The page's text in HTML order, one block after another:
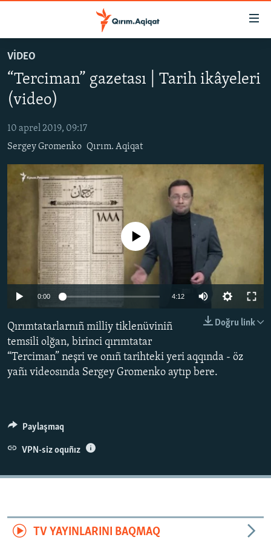
Esas
mündericege
qaytmaq
Baş
navigatsiyağa
qaytmaq
qaytmaq
SİYASET
İQTİSADİYAT
CEMİYET
MEDENİYET
İNSAN AQLARI
BLOGLAR
Русский
QOŞULIÑIZ!
VİDEO
“Terciman” gazetası | Tarih ikâyeleri
(video)
10 aprel 2019, 09:17
Sergey Gromenko Qırım. Aqiqat
360p 720p
No media source currently available
0:00 4:12
270p
720p
Doğru link
Qırımtatarlarnıñ milliy tiklenüviniñ
temsili olğan, birinci qırımtatar
“Terciman” neşri ve onıñ tarihteki yeri aqqında - öz
yañı videosında Sergey Gromenko aytıp bere.
Paylaşmaq
VPN-siz oquñız
TV YAYINLARINI BAQMAQ